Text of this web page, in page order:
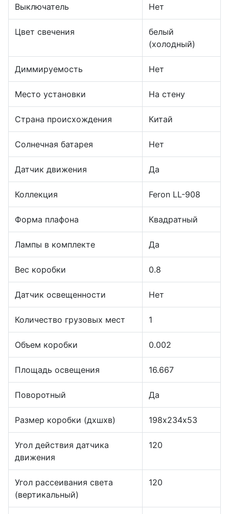
Выключатель Нет
Цвет свечения
белый
(холодный)
Диммируемость Нет
Место установки На стену
Страна происхождения Китай
Солнечная батарея Нет
Датчик движения Да
Коллекция Feron LL-908
Форма плафона Квадратный
Лампы в комплекте Да
Вес коробки 0.8
Датчик освещенности Нет
Количество грузовых мест 1
Объем коробки 0.002
Площадь освещения 16.667
Поворотный Да
Размер коробки (дхшхв) 198х234х53
Угол действия датчика
движения
120
Угол рассеивания света
(вертикальный)
120